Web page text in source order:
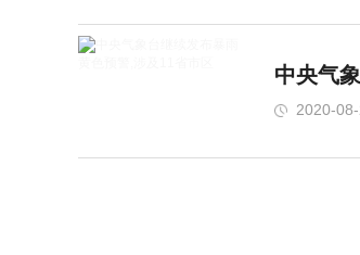
中央气
2020-